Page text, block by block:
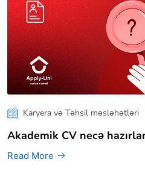
Karyera və Təhsil məsləhətləri
Akademik CV necə
Read More